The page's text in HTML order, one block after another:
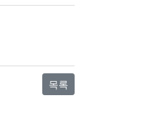
목록